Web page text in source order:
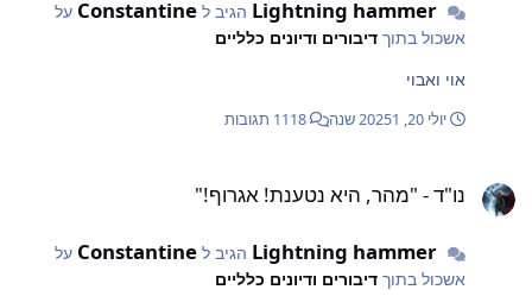
Lightning hammer הגיב ל Constantine על
אשכול בתוך דיבורים ודיונים כלליים
אוי ואבוי
יולי 20, 2025 1 שנה
נו"ד - "מהר, היא נטענת! אגרוף!"
Lightning hammer הגיב ל Constantine על
אשכול בתוך דיבורים ודיונים כלליים